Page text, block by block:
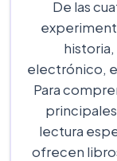
De las
electrónico,
Para
lectura
ofrecen